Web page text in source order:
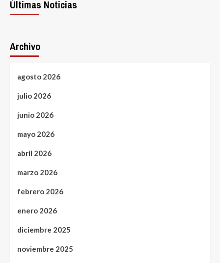
Últimas Noticias
Archivo
agosto 2026
julio 2026
junio 2026
mayo 2026
abril 2026
marzo 2026
febrero 2026
enero 2026
diciembre 2025
noviembre 2025